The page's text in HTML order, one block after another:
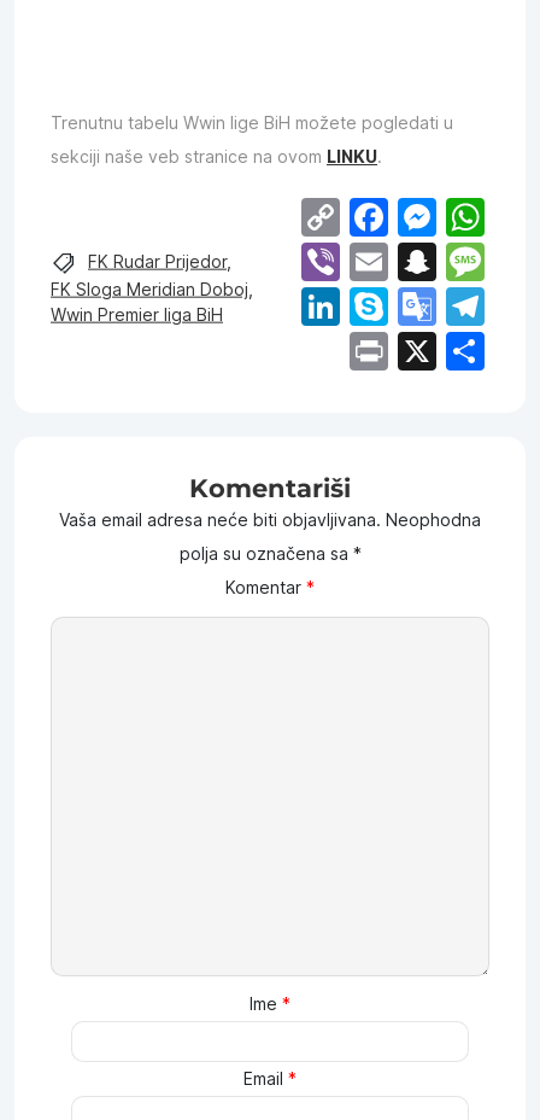
Trenutnu tabelu Wwin lige BiH možete pogledati u
sekciji naše veb stranice na ovom LINKU.
FK Rudar Prijedor,
FK Sloga Meridian Doboj
Wwin Premier liga BiH
Copy
Link
ViberEmail
LinkedIn
Skype
Print
X
Komentariši
Vaša email adresa neće biti objavljivana. Neophodna
polja su označena sa *
Komentar *
Ime *
Email *